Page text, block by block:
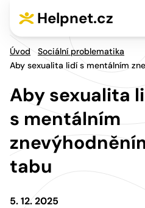
Helpnet.cz
Úvod
Sociální problematika
Aby sexualita lidí s mentálním
Aby sexualita
s mentálním
tabu
5. 12. 2025